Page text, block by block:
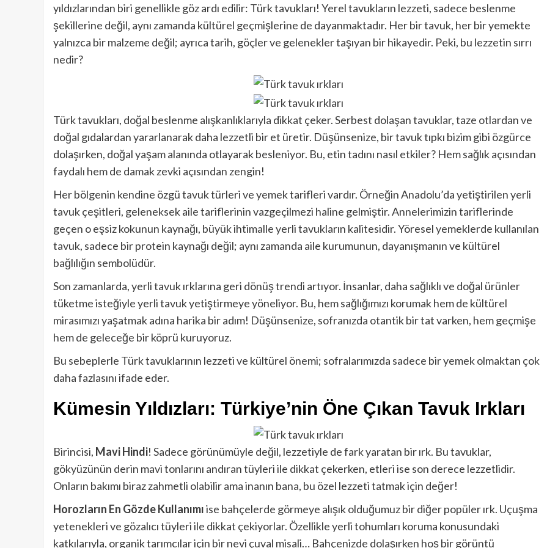
yıldızlarından biri genellikle göz ardı edilir: Türk tavukları! Yerel tavukların lezzeti, sadece beslenme
şekillerine değil, aynı zamanda kültürel geçmişlerine de dayanmaktadır. Her bir tavuk, her bir yemekte
yalnızca bir malzeme değil; ayrıca tarih, göçler ve gelenekler taşıyan bir hikayedir. Peki, bu lezzetin sırrı
nedir?
Türk tavukları, doğal beslenme alışkanlıklarıyla dikkat çeker. Serbest dolaşan tavuklar, taze otlardan ve
doğal gıdalardan yararlanarak daha lezzetli bir et üretir. Düşünsenize, bir tavuk tıpkı bizim gibi özgürce
dolaşırken, doğal yaşam alanında otlayarak besleniyor. Bu, etin tadını nasıl etkiler? Hem sağlık açısından
faydalı hem de damak zevki açısından zengin!
Her bölgenin kendine özgü tavuk türleri ve yemek tarifleri vardır. Örneğin Anadolu’da yetiştirilen yerli
tavuk çeşitleri, geleneksek aile tariflerinin vazgeçilmezi haline gelmiştir. Annelerimizin tariflerinde
geçen o eşsiz kokunun kaynağı, büyük ihtimalle yerli tavukların kalitesidir. Yöresel yemeklerde kullanılan
tavuk, sadece bir protein kaynağı değil; aynı zamanda aile kurumunun, dayanışmanın ve kültürel
bağlılığın sembolüdür.
Son zamanlarda, yerli tavuk ırklarına geri dönüş trendi artıyor. İnsanlar, daha sağlıklı ve doğal ürünler
tüketme isteğiyle yerli tavuk yetiştirmeye yöneliyor. Bu, hem sağlığımızı korumak hem de kültürel
mirasımızı yaşatmak adına harika bir adım! Düşünsenize, sofranızda otantik bir tat varken, hem geçmişe
hem de geleceğe bir köprü kuruyoruz.
Bu sebeplerle Türk tavuklarının lezzeti ve kültürel önemi; sofralarımızda sadece bir yemek olmaktan çok
daha fazlasını ifade eder.
Kümesin Yıldızları: Türkiye’nin Öne Çıkan Tavuk Irkları
Birincisi, Mavi Hindi! Sadece görünümüyle değil, lezzetiyle de fark yaratan bir ırk. Bu tavuklar,
gökyüzünün derin mavi tonlarını andıran tüyleri ile dikkat çekerken, etleri ise son derece lezzetlidir.
Onların bakımı biraz zahmetli olabilir ama inanın bana, bu özel lezzeti tatmak için değer!
Horozların En Gözde Kullanımıise bahçelerde görmeye alışık olduğumuz bir diğer popüler ırk. Uçuşma
yetenekleri ve gözalıcı tüyleri ile dikkat çekiyorlar. Özellikle yerli tohumları koruma konusundaki
katkılarıyla, organik tarımcılar için bir nevi çuval misali… Bahçenizde dolaşırken hoş bir görüntü